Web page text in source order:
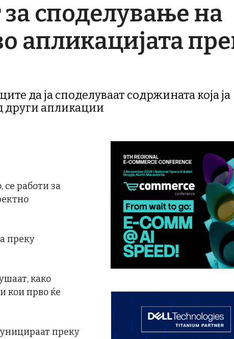
споделување на
апликацијата
да ја споделуваат содржината која ја
други апликации
се работи за
преку
како
кои прво ќе
преку